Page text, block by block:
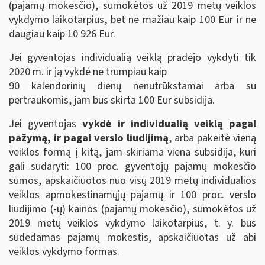
(pajamų mokesčio), sumokėtos už 2019 metų veiklos
vykdymo laikotarpius, bet ne mažiau kaip 100 Eur ir ne
daugiau kaip 10 926 Eur.
Jei gyventojas individualią veiklą pradėjo vykdyti tik
2020 m. ir ją vykdė ne trumpiau kaip
90 kalendorinių dienų nenutrūkstamai arba su
pertraukomis, jam bus skirta 100 Eur subsidija.
Jei gyventojasvykdė ir individualią veiklą pagal
pažymą, ir pagal verslo liudijimą, arba pakeitė vieną
veiklos formą į kitą, jam skiriama viena subsidija, kuri
gali sudaryti: 100 proc. gyventojų pajamų mokesčio
sumos, apskaičiuotos nuo visų 2019 metų individualios
veiklos apmokestinamųjų pajamų ir 100 proc. verslo
liudijimo (-ų) kainos (pajamų mokesčio), sumokėtos už
2019 metų veiklos vykdymo laikotarpius, t. y. bus
sudedamas pajamų mokestis, apskaičiuotas už abi
veiklos vykdymo formas.